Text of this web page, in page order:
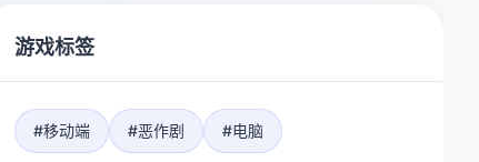
游戏标签
#移动端 #恶作剧 #电脑